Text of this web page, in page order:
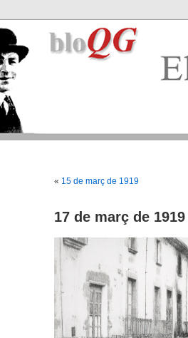
« 15 de març de 1919
17 de març de 1919